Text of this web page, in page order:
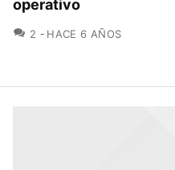
operativo
2 COMENTARIOS
HACE 6 AÑOS